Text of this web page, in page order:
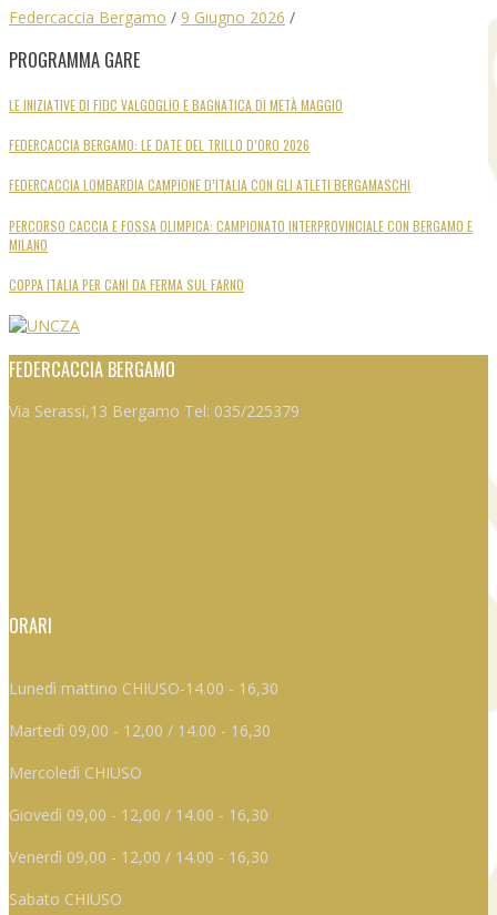
Federcaccia Bergamo / 9 Giugno 2026 /
PROGRAMMA GARE
LE INIZIATIVE DI FIDC VALGOGLIO E BAGNATICA DI METÀ MAGGIO
FEDERCACCIA BERGAMO: LE DATE DEL TRILLO D’ORO 2026
FEDERCACCIA LOMBARDIA CAMPIONE D’ITALIA CON GLI ATLETI BERGAMASCHI
PERCORSO CACCIA E FOSSA OLIMPICA: CAMPIONATO INTERPROVINCIALE CON BERGAMO E
MILANO
COPPA ITALIA PER CANI DA FERMA SUL FARNO
FEDERCACCIA BERGAMO
Via Serassi,13 Bergamo Tel: 035/225379
ORARI
Lunedì mattino CHIUSO-14.00 - 16,30
Martedì 09,00 - 12,00 / 14.00 - 16,30
Mercoledì CHIUSO
Giovedì 09,00 - 12,00 / 14.00 - 16,30
Venerdì 09,00 - 12,00 / 14.00 - 16,30
Sabato CHIUSO